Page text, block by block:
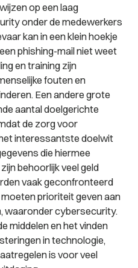
op een laag
onder de medewerkers
kan in een klein hoekje
phishing-mail niet weet
en training zijn
fouten en
Een andere grote
aantal doelgerichte
de zorg voor
interessantste doelwit
die hiermee
behoorlijk veel geld
vaak geconfronteerd
prioriteit geven aan
waaronder cybersecurity.
middelen en het vinden
in technologie,
is voor veel